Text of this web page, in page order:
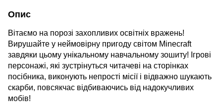
Опис
Вітаємо на порозі захопливих освітніх вражень!
Вирушайте у неймовірну пригоду світом Minecraft
завдяки цьому унікальному навчальному зошиту! Ігрові
персонажі, які зустрінуться читачеві на сторінках
посібника, виконують непрості місії і відважно шукають
скарби, повсякчас відбиваючись від надокучливих
мобів!